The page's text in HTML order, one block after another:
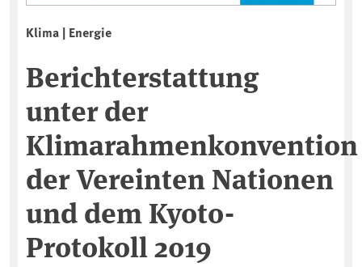
Klima | Energie
Berichterstattung
unter der
Klimarahmenkonvention
der Vereinten Nationen
und dem Kyoto-
Protokoll 2019